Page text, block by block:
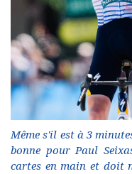
Même s'il est à 3
bonne pour Paul
cartes en main et doit